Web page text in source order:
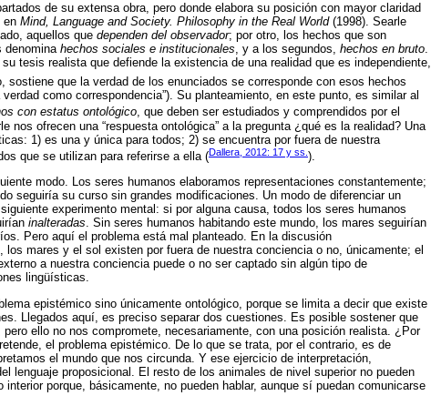
de su extensa obra, pero donde elabora su posición con mayor claridad
en Mind, Language and Society. Philosophy in the Real World(1998). Searle
aquellos que dependen del observador; por otro, los hechos que son
denomina hechos sociales e institucionales, y a los segundos, hechos en bruto.
tesis realista que defiende la existencia de una realidad que es independiente,
sostiene que la verdad de los enunciados se corresponde con esos hechos
como correspondencia”). Su planteamiento, en este punto, es similar al
con estatus ontológico, que deben ser estudiados y comprendidos por el
nos ofrecen una “respuesta ontológica” a la pregunta ¿qué es la realidad? Una
1) es una y única para todos; 2) se encuentra por fuera de nuestra
que se utilizan para referirse a ella (Dallera, 2012: 17 y ss. ).
modo. Los seres humanos elaboramos representaciones constantemente;
seguiría su curso sin grandes modificaciones. Un modo de diferenciar un
experimento mental: si por alguna causa, todos los seres humanos
inalteradas. Sin seres humanos habitando este mundo, los mares seguirían
Pero aquí el problema está mal planteado. En la discusión
mares y el sol existen por fuera de nuestra conciencia o no, únicamente; el
a nuestra conciencia puede o no ser captado sin algún tipo de
lingüísticas.
epistémico sino únicamente ontológico, porque se limita a decir que existe
Llegados aquí, es preciso separar dos cuestiones. Es posible sostener que
ello no nos compromete, necesariamente, con una posición realista. ¿Por
el problema epistémico. De lo que se trata, por el contrario, es de
el mundo que nos circunda. Y ese ejercicio de interpretación,
lenguaje proposicional. El resto de los animales de nivel superior no pueden
porque, básicamente, no pueden hablar, aunque sí puedan comunicarse